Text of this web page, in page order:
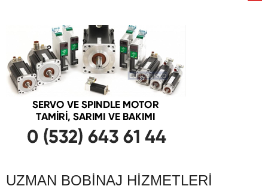
NAVIGATION
UZMAN BOBINAJ HIZMETLERI